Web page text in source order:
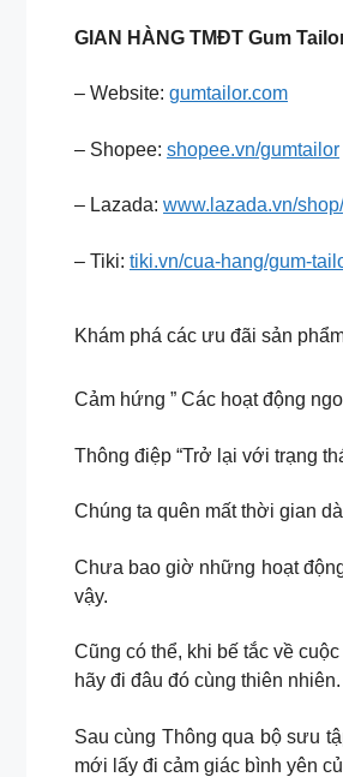
GIAN HÀNG TMĐT Gum
– Website: gumtailor.com
– Shopee: shopee.vn/gumtailor
– Lazada: www.lazada.vn/
– Tiki: tiki.vn/cua-hang/gum-
Khám phá các ưu đãi sản
Cảm hứng ” Các hoạt động
Thông điệp “Trở lại với trạng
Chúng ta quên mất thời gian
Chưa bao giờ những hoạt
vậy.
Cũng có thể, khi bế tắc về
hãy đi đâu đó cùng thiên nhiên.
Sau cùng Thông qua bộ sưu
mới lấy đi cảm giác bình yên